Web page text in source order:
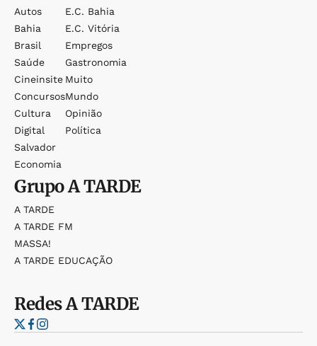
Autos
Bahia
Brasil
Saúde
Cineinsite
Concursos
Cultura
Digital
Salvador
Economia
E.c. Bahia
E.c. Vitória
Empregos
Gastronomia
Muito
Mundo
Opinião
Política
GrupoA TARDE
A TARDE
A TARDE FM
MASSA!
A TARDE EDUCAÇÃO
RedesA TARDE